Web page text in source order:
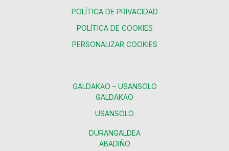
POLÍTICA DE PRIVACIDAD
POLÍTICA DE COOKIES
PERSONALIZAR COOKIES
GALDAKAO – USANSOLO
GALDAKAO
USANSOLO
DURANGALDEA
ABADIÑO